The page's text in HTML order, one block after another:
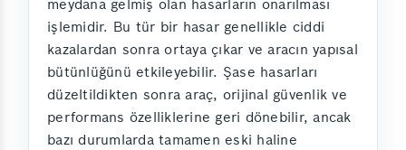
meydana gelmiş olan hasarların onarılması
işlemidir. Bu tür bir hasar genellikle ciddi
kazalardan sonra ortaya çıkar ve aracın yapısal
bütünlüğünü etkileyebilir. Şase hasarları
düzeltildikten sonra araç, orijinal güvenlik ve
performans özelliklerine geri dönebilir, ancak
bazı durumlarda tamamen eski haline